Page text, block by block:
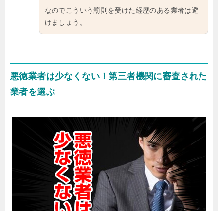
なのでこういう罰則を受けた経歴のある業者は避
けましょう。
悪徳業者は少なくない！第三者機関に審査された
業者を選ぶ